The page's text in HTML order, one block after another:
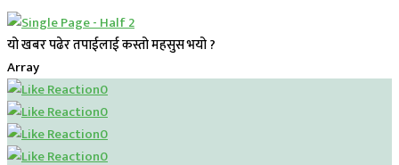
यो खबर पढेर तपाईलाई कस्तो महसुस भयो ?
Array
0
0
0
0